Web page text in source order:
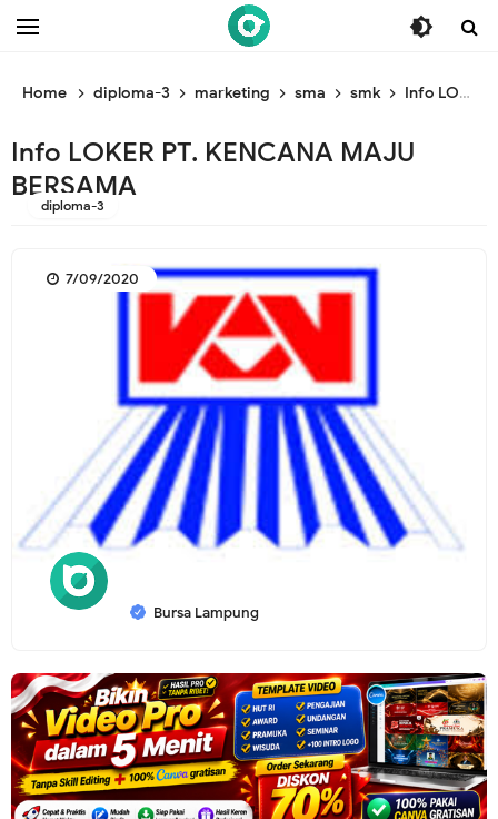
/* ganti br end */
Home diploma-3 marketing sma smk Info LOKER PT. KENCANA MAJU BERSAMA
Info LOKER PT. KENCANA MAJU
BERSAMA
diploma-3
Bursa Lampung
7/09/2020